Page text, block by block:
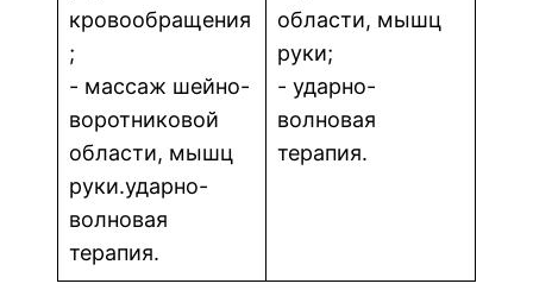
кровообращения
;
- массаж шейно-
воротниковой
области, мышц
руки.ударно-
волновая
терапия.
области, мышц
руки;
- ударно-
волновая
терапия.